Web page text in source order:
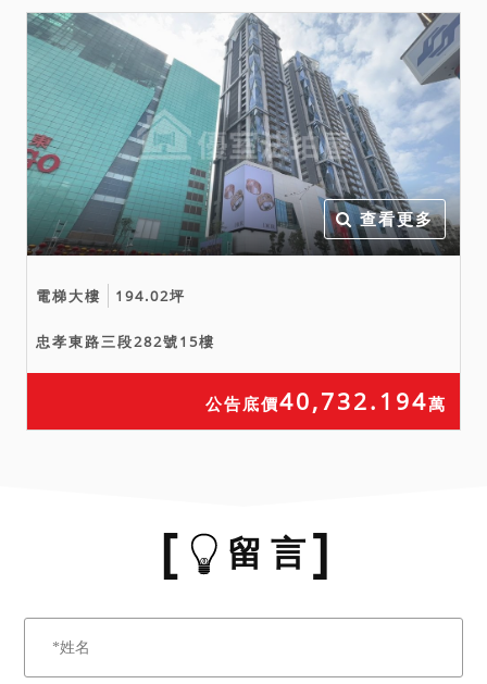
查看更多
電梯大樓 194.02坪
忠孝東路三段282號15樓
公告底價40,732.194萬
留 言